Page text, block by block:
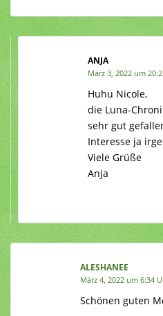
ANJA
März 3, 2022 um
Huhu Nicole,
die Luna-
sehr gut
Interesse ja
Viele Grüße
Anja
ALESHANEE
März 4, 2022 um 6:34
Schönen guten